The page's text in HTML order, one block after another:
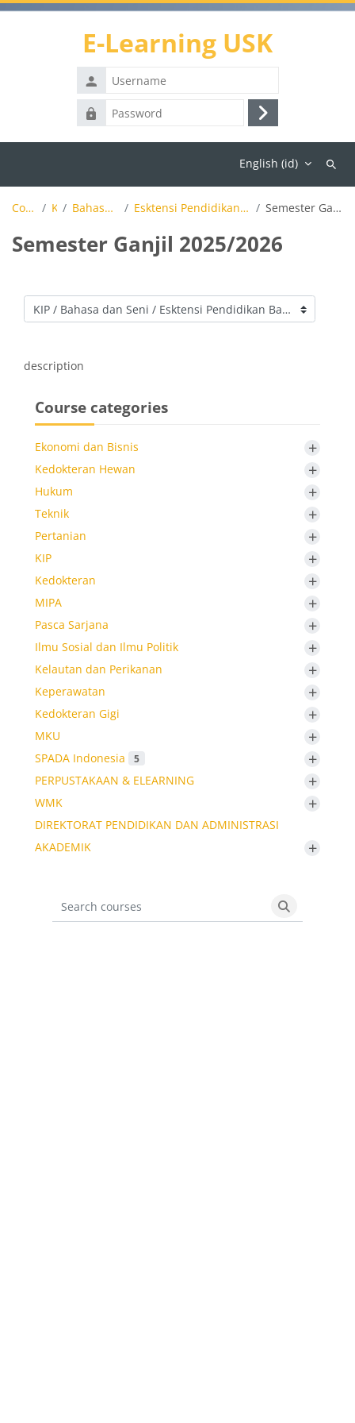
Skip to main content
E-Learning USK
Username
Password
Log
in
KRS Online
Tutorial Backup & Restore
English ‎(id)‎
Search
Courses KIP Bahasa dan Seni Esktensi Pendidikan Bahasa Inggris (S1) Semester Ganjil 2025/2026
Semester Ganjil 2025/2026
Course categories
description
Course categories
Ekonomi dan Bisnis +
Kedokteran Hewan +
Hukum +
Teknik +
Pertanian +
KIP +
Kedokteran +
MIPA +
Pasca Sarjana +
Ilmu Sosial dan Ilmu Politik +
Kelautan dan Perikanan +
Keperawatan +
Kedokteran Gigi +
MKU +
SPADA Indonesia 5 +
PERPUSTAKAAN & ELEARNING +
WMK +
DIREKTORAT PENDIDIKAN DAN ADMINISTRASI
AKADEMIK
+
Search courses
Search